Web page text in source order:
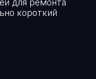
для ремонта
короткий